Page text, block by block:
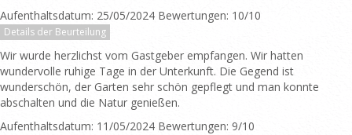
Aufenthaltsdatum: 25/05/2024 Bewertungen: 10/10
Details der Beurteilung
Wir wurde herzlichst vom Gastgeber empfangen. Wir hatten
wundervolle ruhige Tage in der Unterkunft. Die Gegend ist
wunderschön, der Garten sehr schön gepflegt und man konnte
abschalten und die Natur genießen.
Aufenthaltsdatum: 11/05/2024 Bewertungen: 9/10